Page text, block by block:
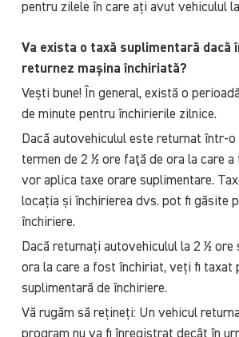
pentru zilele în care ați avut vehiculul
Va exista o taxă suplimentară dacă
returnez mașina închiriată?
Vești bune! În general, există o
de minute pentru închirierile zilnice.
Dacă autovehiculul este returnat într-
termen de 2 ½ ore faţă de ora la care
vor aplica taxe orare suplimentare.
locația și închirierea dvs. pot fi găsite
închiriere.
Dacă returnați autovehiculul la 2 ½ ore
ora la care a fost închiriat, veți fi taxat
suplimentară de închiriere.
Vă rugăm să rețineți: Un vehicul
program nu va fi înregistrat decât în